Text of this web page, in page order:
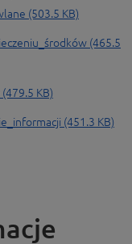
(503.5 KB)
(465.5
KB)
(451.3 KB)